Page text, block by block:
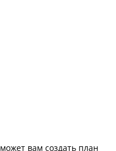
вам создать план